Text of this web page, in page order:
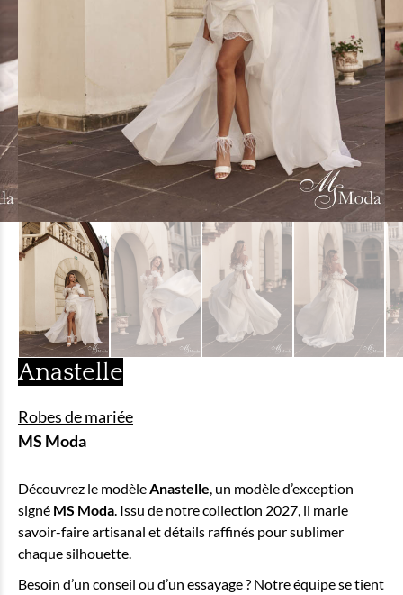
Anastelle
Robes de mariée
MS Moda
Découvrez le modèle Anastelle , un modèle d’exception
signé MS Moda . Issu de notre collection 2027, il marie
savoir-faire artisanal et détails raffinés pour sublimer
chaque silhouette.
Besoin d’un conseil ou d’un essayage ? Notre équipe se tient